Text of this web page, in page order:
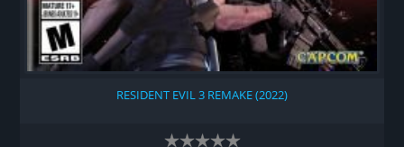
RESIDENT EVIL 3 REMAKE (2022)